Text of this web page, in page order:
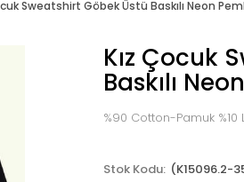
Sweatshirt Göbek Üstü Baskılı Neon
Kız Çocuk
Baskılı
%90 Cotton-Pamuk %10
(K15096.2-